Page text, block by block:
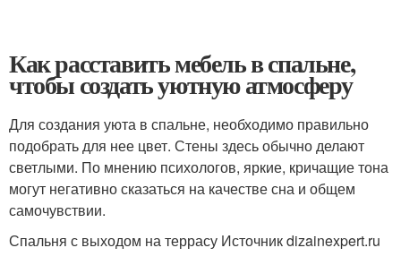
Как расставить мебель в спальне,
чтобы создать уютную атмосферу
Для создания уюта в спальне, необходимо правильно
подобрать для нее цвет. Стены здесь обычно делают
светлыми. По мнению психологов, яркие, кричащие тона
могут негативно сказаться на качестве сна и общем
самочувствии.
Спальня с выходом на террасу Источник dizainexpert.ru